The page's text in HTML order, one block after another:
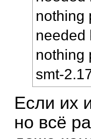
nothing
needed
nothing
smt-
Если их
но всё